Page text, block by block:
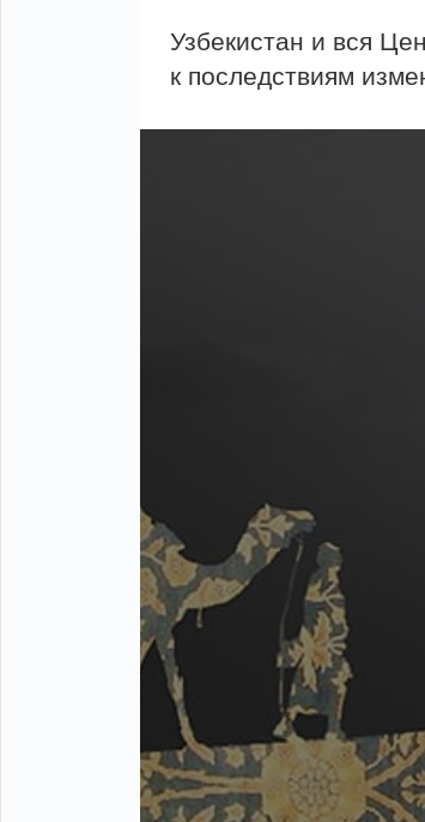
Узбекистан и вся
к последствиям